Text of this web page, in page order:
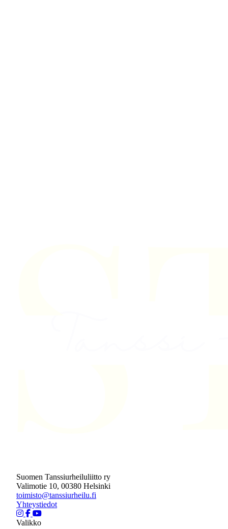
Suomen Tanssiurheiluliitto ry
Valimotie 10, 00380 Helsinki
toimisto@tanssiurheilu.fi
Yhteystiedot
Valikko